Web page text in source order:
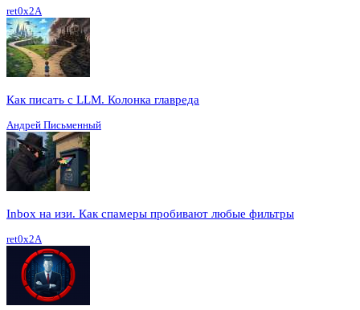
ret0x2A
Как писать с LLM. Колонка главреда
Андрей Письменный
Inbox на изи. Как спамеры пробивают любые фильтры
ret0x2A